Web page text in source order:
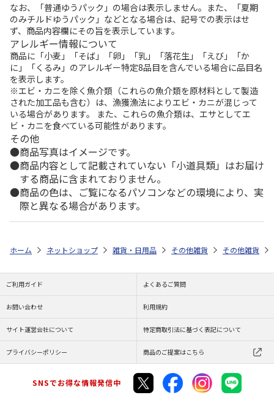
なお、「普通ゆうパック」の場合は表示しません。また、「夏期
のみチルドゆうパック」などとなる場合は、記号での表示はせ
ず、商品内容欄にその旨を表示しています。
アレルギー情報について
商品に「小麦」「そば」「卵」「乳」「落花生」「えび」「か
に」「くるみ」のアレルギー特定8品目を含んでいる場合に品目名
を表示します。
※エビ・カニを除く魚介類（これらの魚介類を原材料として製造
された加工品も含む）は、漁獲漁法によりエビ・カニが混じって
いる場合があります。 また、これらの魚介類は、エサとしてエ
ビ・カニを食べている可能性があります。
その他
商品写真はイメージです。
商品内容として記載されていない「小道具類」はお届け
する商品に含まれておりません。
商品の色は、ご覧になるパソコンなどの環境により、実
際と異なる場合があります。
ホーム ネットショップ 雑貨・日用品 その他雑貨 その他雑貨
ご利用ガイド よくあるご質問
お問い合わせ 利用規約
サイト運営会社について 特定商取引法に基づく表記について
プライバシーポリシー 商品のご提案はこちら
SNSでお得な情報発信中